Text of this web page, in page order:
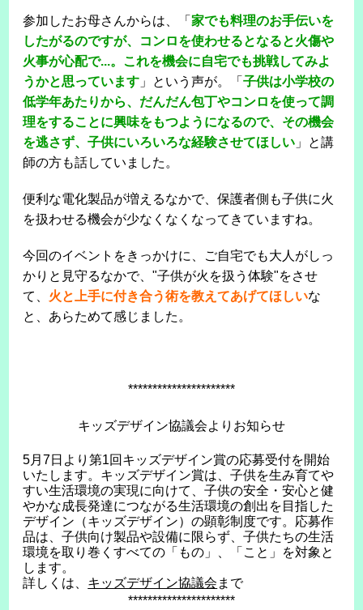
参加したお母さんからは、「家でも料理のお手伝いを
したがるのですが、コンロを使わせるとなると火傷や
火事が心配で...。これを機会に自宅でも挑戦してみよ
うかと思っています 」という声が。「子供は小学校の
低学年あたりから、だんだん包丁やコンロを使って調
理をすることに興味をもつようになるので、その機会
を逃さず、子供にいろいろな経験させてほしい 」と講
師の方も話していました。
便利な電化製品が増えるなかで、保護者側も子供に火
を扱わせる機会が少なくなくなってきていますね。
今回のイベントをきっかけに、ご自宅でも大人がしっ
かりと見守るなかで、"子供が火を扱う体験"をさせ
て、 火と上手に付き合う術を教えてあげてほしいな
と、あらためて感じました。
**********************
キッズデザイン協議会よりお知らせ
5月7日より第1回キッズデザイン賞の応募受付を開始
いたします。キッズデザイン賞は、子供を生み育てや
すい生活環境の実現に向けて、子供の安全・安心と健
やかな成長発達につながる生活環境の創出を目指した
デザイン（キッズデザイン）の顕彰制度です。応募作
品は、子供向け製品や設備に限らず、子供たちの生活
環境を取り巻くすべての「もの」、「こと」を対象と
します。
詳しくは、 キッズデザイン協議会 まで
**********************